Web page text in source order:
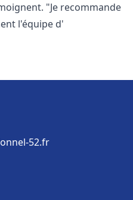
"Je recommande
l'équipe d'
52.fr